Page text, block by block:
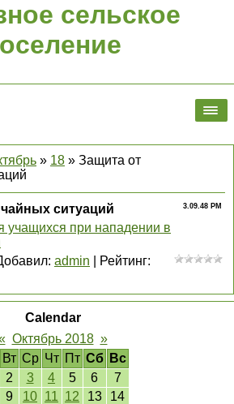
сельское
» 18 » Защита от
3.09.48 PM
ситуаций
учащихся при нападении в
: admin Рейтинг:
Calendar
Октябрь 2018 »
Вт Ср Чт Пт Сб
Вс
2 3 4 5 6
7
9 10 11 12 13
14